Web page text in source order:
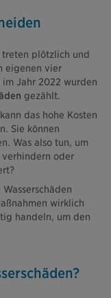
treten plötzlich und
eigenen vier
Jahr 2022 wurden
gezählt.
das hohe Kosten
Sie können
Was also tun, um
verhindern oder
wirklich
handeln, um den